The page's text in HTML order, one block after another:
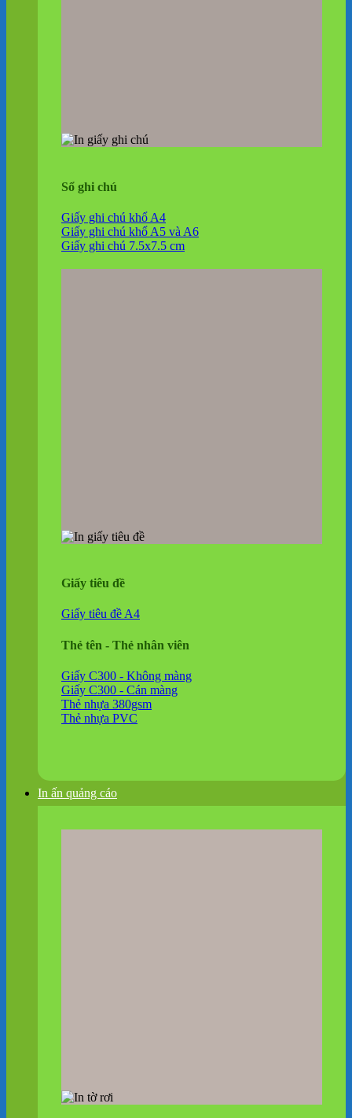
Sổ ghi chú
Giấy ghi chú khổ A4
Giấy ghi chú khổ A5 và A6
Giấy ghi chú 7.5x7.5 cm
Giấy tiêu đề
Giấy tiêu đề A4
Thẻ tên - Thẻ nhân viên
Giấy C300 - Không màng
Giấy C300 - Cán màng
Thẻ nhựa 380gsm
Thẻ nhựa PVC
In ấn quảng cáo